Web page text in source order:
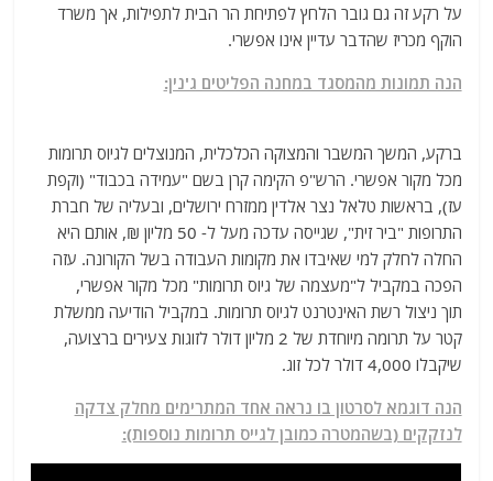
על רקע זה גם גובר הלחץ לפתיחת הר הבית לתפילות, אך משרד
הוקף מכריז שהדבר עדיין אינו אפשרי.
הנה תמונות מהמסגד במחנה הפליטים ג'נין:
ברקע, המשך המשבר והמצוקה הכלכלית, המנוצלים לגיוס תרומות
מכל מקור אפשרי. הרש"פ הקימה קרן בשם "עמידה בכבוד" (וקפת
עז), בראשות טלאל נצר אלדין ממזרח ירושלים, ובעליה של חברת
התרופות "ביר זית", שגייסה עדכה מעל ל- 50 מליון ₪, אותם היא
החלה לחלק למי שאיבדו את מקומות העבודה בשל הקורונה. עזה
הפכה במקביל ל"מעצמה של גיוס תרומות" מכל מקור אפשרי,
תוך ניצול רשת האינטרנט לגיוס תרומות. במקביל הודיעה ממשלת
קטר על תרומה מיוחדת של 2 מליון דולר לזוגות צעירים ברצועה,
שיקבלו 4,000 דולר לכל זוג.
הנה דוגמא לסרטון בו נראה אחד המתרימים מחלק צדקה
לנזקקים (בשהמטרה כמובן לגייס תרומות נוספות):